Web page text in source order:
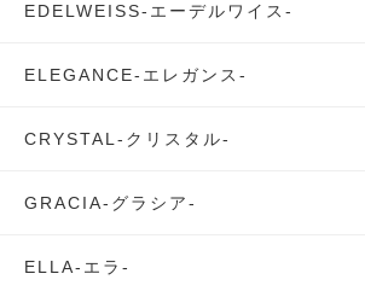
EDELWEISS-エーデルワイス-
ELEGANCE-エレガンス-
CRYSTAL-クリスタル-
GRACIA-グラシア-
ELLA-エラ-